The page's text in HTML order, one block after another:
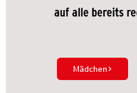
Mädchen